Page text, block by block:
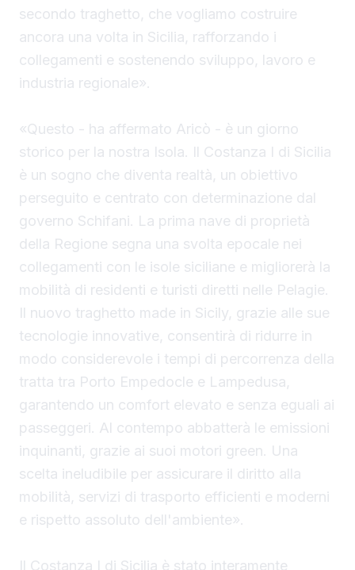
secondo traghetto, che vogliamo costruire
ancora una volta in Sicilia, rafforzando i
collegamenti e sostenendo sviluppo, lavoro e
industria regionale».
«Questo - ha affermato Aricò - è un giorno
storico per la nostra Isola. Il Costanza I di Sicilia
è un sogno che diventa realtà, un obiettivo
perseguito e centrato con determinazione dal
governo Schifani. La prima nave di proprietà
della Regione segna una svolta epocale nei
collegamenti con le isole siciliane e migliorerà la
mobilità di residenti e turisti diretti nelle Pelagie.
Il nuovo traghetto made in Sicily, grazie alle sue
tecnologie innovative, consentirà di ridurre in
modo considerevole i tempi di percorrenza della
tratta tra Porto Empedocle e Lampedusa,
garantendo un comfort elevato e senza eguali ai
passeggeri. Al contempo abbatterà le emissioni
inquinanti, grazie ai suoi motori green. Una
scelta ineludibile per assicurare il diritto alla
mobilità, servizi di trasporto efficienti e moderni
e rispetto assoluto dell'ambiente».
Il Costanza I di Sicilia è stato interamente